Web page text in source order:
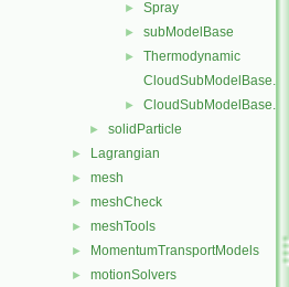
► Spray
► subModelBase
►
Thermodynamic
CloudSubModelBase.C
► CloudSubModelBase.H
► solidParticle
► Lagrangian
► mesh
► meshCheck
► meshTools
► MomentumTransportModels
► motionSolvers